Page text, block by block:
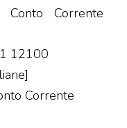
Corrente
12100
Corrente